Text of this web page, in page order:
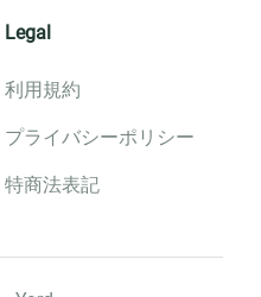
Legal
利用規約
プライバシーポリシー
特商法表記